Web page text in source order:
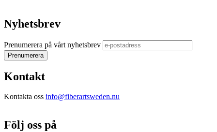
Nyhetsbrev
Prenumerera på vårt nyhetsbrev
Kontakt
Kontakta oss info@fiberartsweden.nu
Följ oss på